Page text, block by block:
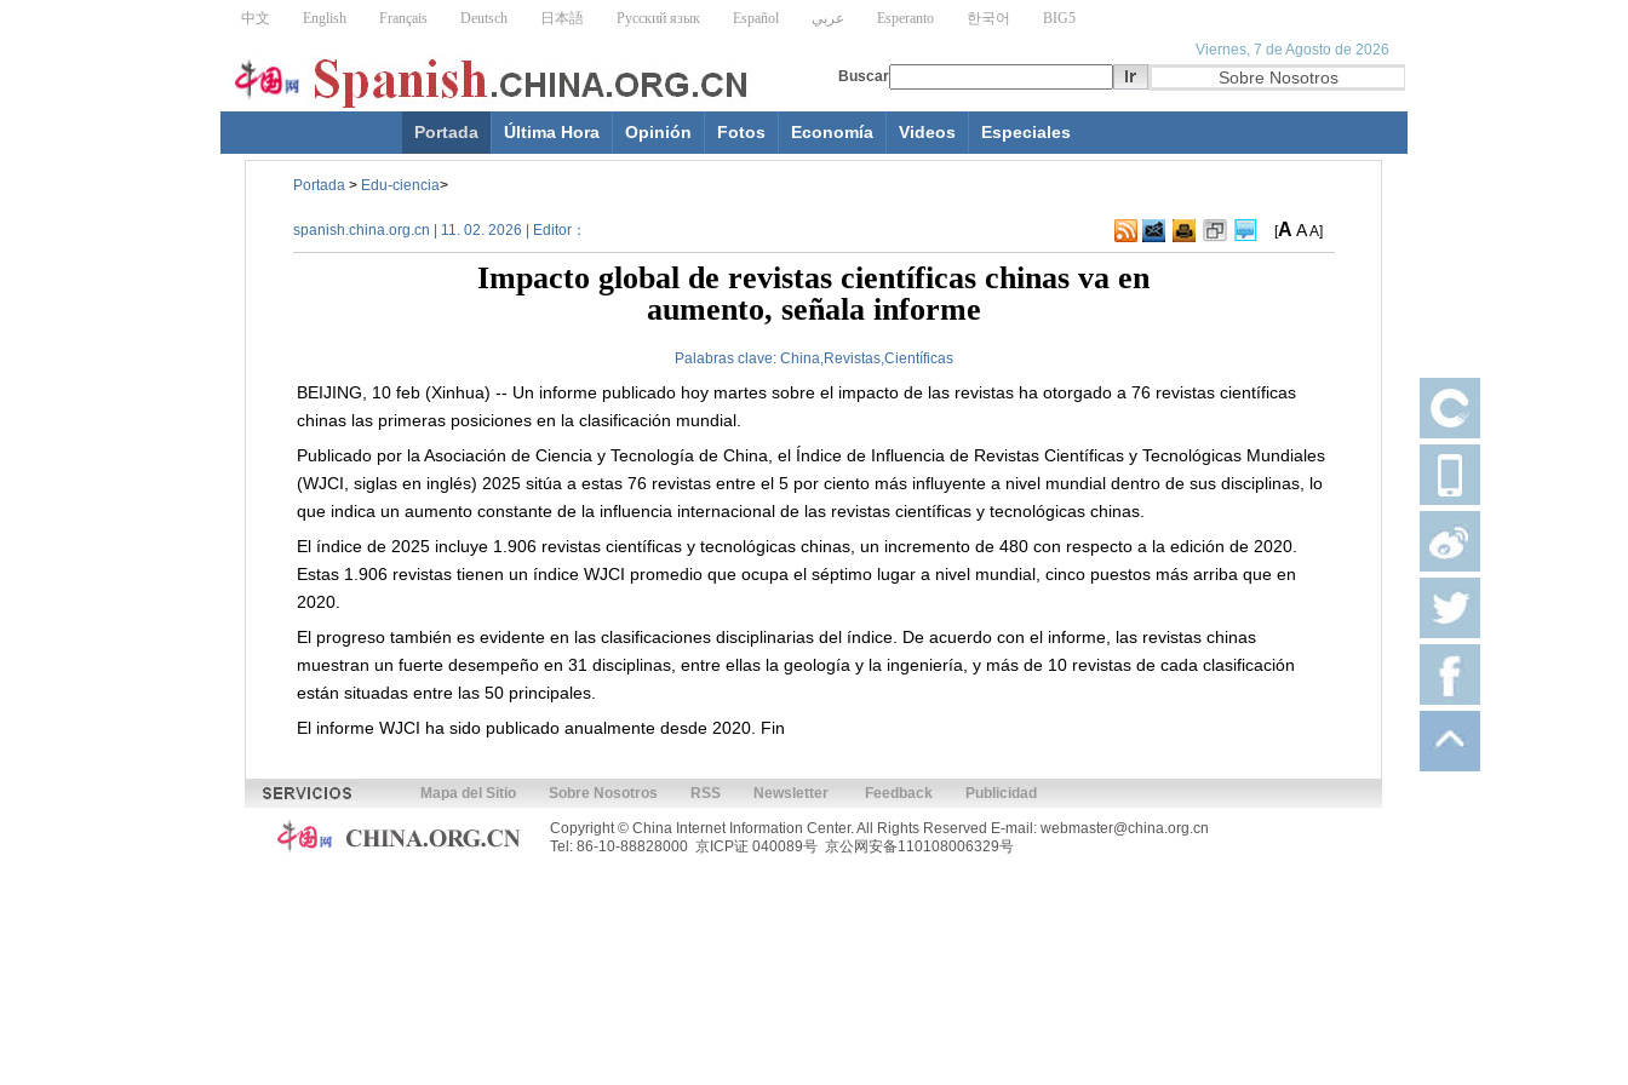
Portada Última Hora Opinión Fotos Economía Videos Especiales
Portada > Edu-ciencia>
spanish.china.org.cn | 11. 02. 2026 | Editor： [A AA]
Impacto global de revistas científicas chinas va en
aumento, señala informe
Palabras clave: China,Revistas,Científicas
BEIJING, 10 feb (Xinhua) -- Un informe publicado hoy martes sobre el impacto de las revistas ha otorgado a 76 revistas científicas
chinas las primeras posiciones en la clasificación mundial.
Publicado por la Asociación de Ciencia y Tecnología de China, el Índice de Influencia de Revistas Científicas y Tecnológicas Mundiales
(WJCI, siglas en inglés) 2025 sitúa a estas 76 revistas entre el 5 por ciento más influyente a nivel mundial dentro de sus disciplinas, lo
que indica un aumento constante de la influencia internacional de las revistas científicas y tecnológicas chinas.
El índice de 2025 incluye 1.906 revistas científicas y tecnológicas chinas, un incremento de 480 con respecto a la edición de 2020.
Estas 1.906 revistas tienen un índice WJCI promedio que ocupa el séptimo lugar a nivel mundial, cinco puestos más arriba que en
2020.
El progreso también es evidente en las clasificaciones disciplinarias del índice. De acuerdo con el informe, las revistas chinas
muestran un fuerte desempeño en 31 disciplinas, entre ellas la geología y la ingeniería, y más de 10 revistas de cada clasificación
están situadas entre las 50 principales.
El informe WJCI ha sido publicado anualmente desde 2020. Fin